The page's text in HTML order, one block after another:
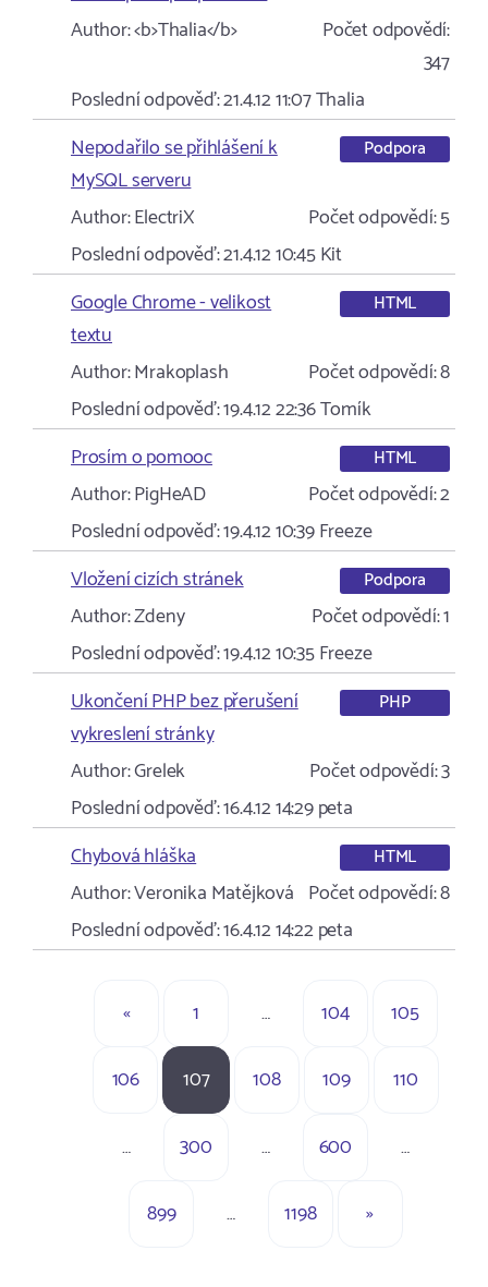
Author:<b>Thalia</b>
Počet odpovědí:
347
Poslední odpověď:21.4.12 11:07Thalia
Nepodařilo se přihlášení k
MySQL serveru
Podpora
Author:ElectriX Počet odpovědí:5
Poslední odpověď:21.4.12 10:45Kit
Google Chrome - velikost
textu
HTML
Author:Mrakoplash Počet odpovědí:8
Poslední odpověď:19.4.12 22:36Tomík
Prosím o pomooc
HTML
Author:PigHeAD Počet odpovědí:2
Poslední odpověď:19.4.12 10:39Freeze
Vložení cizích stránek
Podpora
Author:Zdeny Počet odpovědí:1
Poslední odpověď:19.4.12 10:35Freeze
Ukončení PHP bez přerušení
vykreslení stránky
PHP
Author:Grelek Počet odpovědí:3
Poslední odpověď:16.4.12 14:29peta
Chybová hláška
HTML
Author:Veronika Matějková Počet odpovědí:8
Poslední odpověď:16.4.12 14:22peta
« 1 … 104 105
106 107 108 109 110
… 300 … 600 …
899 … 1198 »